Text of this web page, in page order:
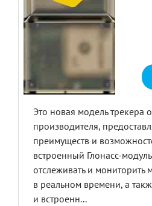
Это новая модель трекера
производителя,
преимуществ и
встроенный Глонасс-
отслеживать и мониторить
в реальном времени, а
и встроенн...